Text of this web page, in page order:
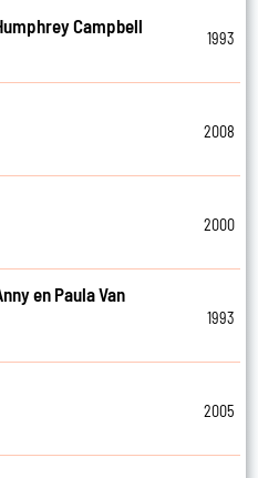
Campbell
1993
2008
2000
en Paula Van
1993
2005